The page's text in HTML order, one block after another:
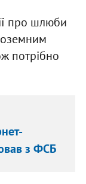
про шлюби
потрібно
з ФСБ